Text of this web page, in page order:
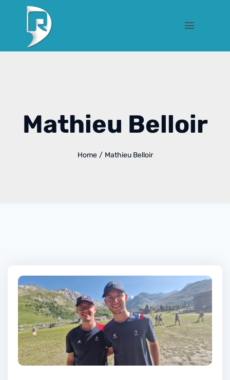
Mathieu Belloir
Home / Mathieu Belloir